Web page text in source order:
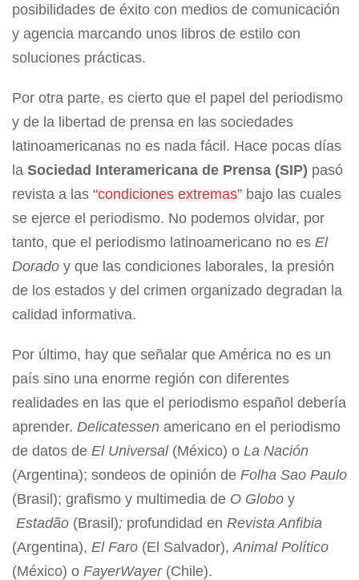
posibilidades de éxito con medios de comunicación
y agencia marcando unos libros de estilo con
soluciones prácticas.
Por otra parte, es cierto que el papel del periodismo
y de la libertad de prensa en las sociedades
latinoamericanas no es nada fácil. Hace pocas días
la Sociedad Interamericana de Prensa (SIP) pasó
revista a las “condiciones extremas” bajo las cuales
se ejerce el periodismo. No podemos olvidar, por
tanto, que el periodismo latinoamericano no es El
Dorado y que las condiciones laborales, la presión
de los estados y del crimen organizado degradan la
calidad informativa.
Por último, hay que señalar que América no es un
país sino una enorme región con diferentes
realidades en las que el periodismo español debería
aprender. Delicatessen americano en el periodismo
de datos de El Universal(México) o La Nación
(Argentina); sondeos de opinión de Folha Sao Paulo
(Brasil); grafismo y multimedia de O Globo y
Estadão (Brasil); profundidad en Revista Anfibia
(Argentina), El Faro (El Salvador), Animal Político
(México) o FayerWayer(Chile).